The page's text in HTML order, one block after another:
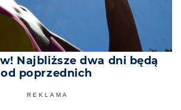
Najbliższe dwa dni będą
poprzednich
REKLAMA